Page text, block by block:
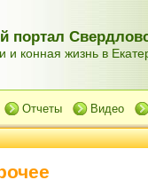
портал
конная жизнь в
Отчеты Видео